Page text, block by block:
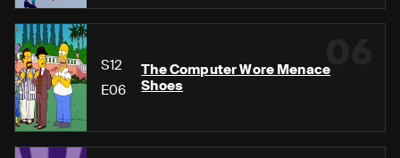
S12
E06
The Computer Wore Menace
Shoes